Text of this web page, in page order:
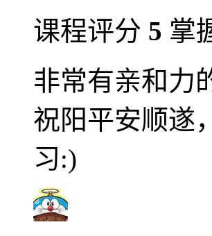
课程评分 5 掌
非常有亲和力
祝阳平安顺遂
习:)